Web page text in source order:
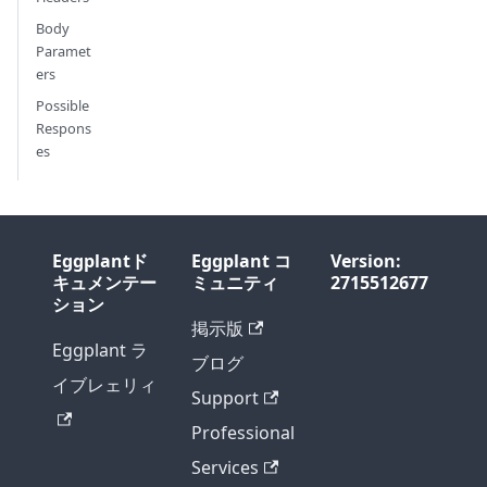
Body
Paramet
ers
Possible
Respons
es
Eggplantド
キュメンテー
ション
Eggplant ラ
イブレェリィ
Eggplant コ
ミュニティ
掲示版
ブログ
Support
Professional
Services
Version:
2715512677